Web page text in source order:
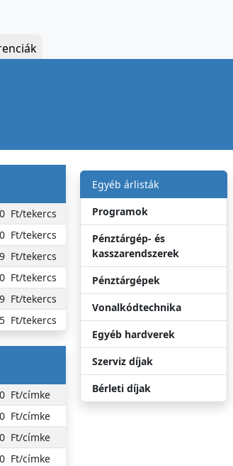
Egyéb árlisták
Programok
Pénztárgép- és
kasszarendszerek
Pénztárgépek
Vonalkódtechnika
Egyéb hardverek
Szerviz díjak
Bérleti díjak
Ft/tekercs
Ft/tekercs
Ft/tekercs
Ft/tekercs
Ft/tekercs
Ft/tekercs
Ft/címke
Ft/címke
Ft/címke
Ft/címke